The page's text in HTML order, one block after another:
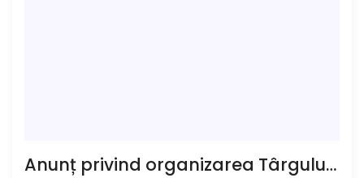
Anunț privind organizarea Târgului „Toamna Buzoiană”